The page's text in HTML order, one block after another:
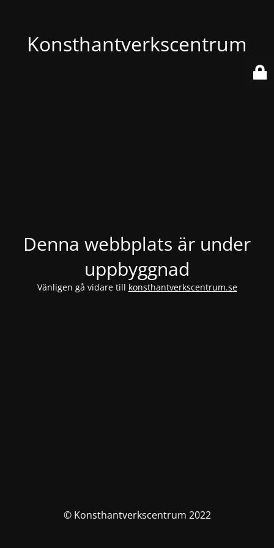
Konsthantverkscentrum
Denna webbplats är under
uppbyggnad
Vänligen gå vidare till konsthantverkscentrum.se
© Konsthantverkscentrum 2022